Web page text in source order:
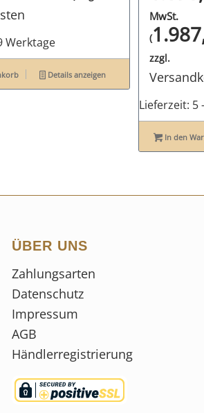
Werktage
Details anzeigen
MwSt.
(
zzgl.
Lieferzeit: 5
In den
ÜBER UNS
Zahlungsarten
Datenschutz
Impressum
AGB
Händlerregistrierung